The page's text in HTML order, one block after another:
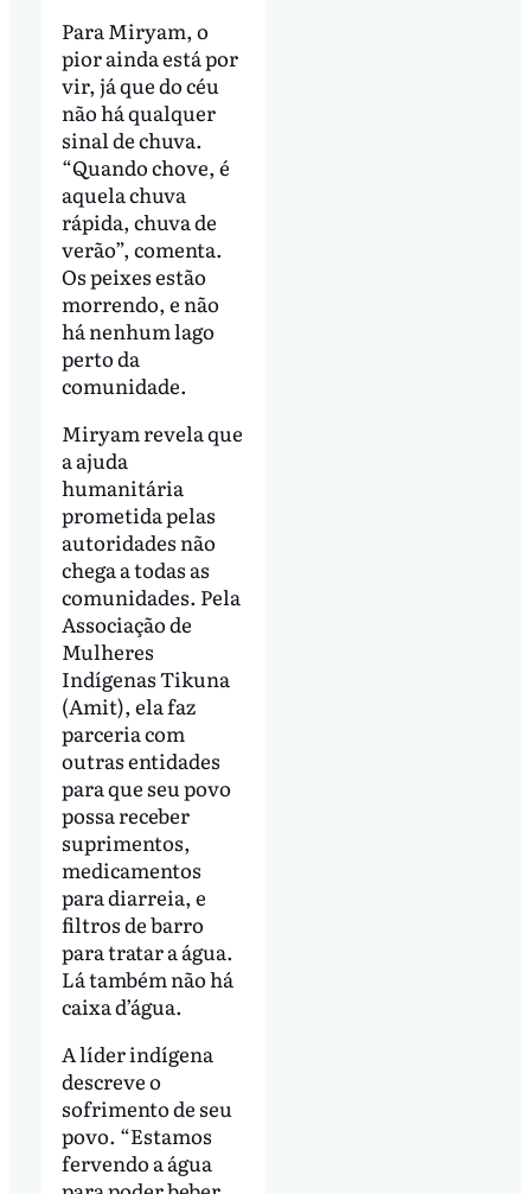
Para Miryam, o
pior ainda está por
vir, já que do céu
não há qualquer
sinal de chuva.
“Quando chove, é
aquela chuva
rápida, chuva de
verão”, comenta.
Os peixes estão
morrendo, e não
há nenhum lago
perto da
comunidade.
Miryam revela que
a ajuda
humanitária
prometida pelas
autoridades não
chega a todas as
comunidades. Pela
Associação de
Mulheres
Indígenas Tikuna
(Amit), ela faz
parceria com
outras entidades
para que seu povo
possa receber
suprimentos,
medicamentos
para diarreia, e
filtros de barro
para tratar a água.
Lá também não há
caixa d’água.
A líder indígena
descreve o
sofrimento de seu
povo. “Estamos
fervendo a água